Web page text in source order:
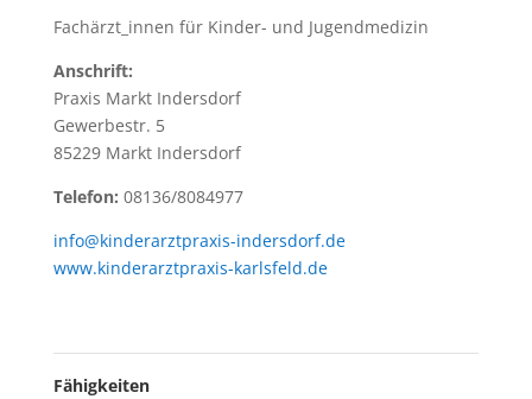
Fachärzt_innen für Kinder- und Jugendmedizin
Anschrift:
Praxis Markt Indersdorf
Gewerbestr. 5
85229 Markt Indersdorf
Telefon: 08136/8084977
info@kinderarztpraxis-indersdorf.de
www.kinderarztpraxis-karlsfeld.de
Fähigkeiten